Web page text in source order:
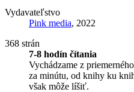
Vydavateľstvo
Pink media, 2022
368 strán
7-8 hodín čítania
Vychádzame z
za minútu, od knihy ku
však môže líšiť.